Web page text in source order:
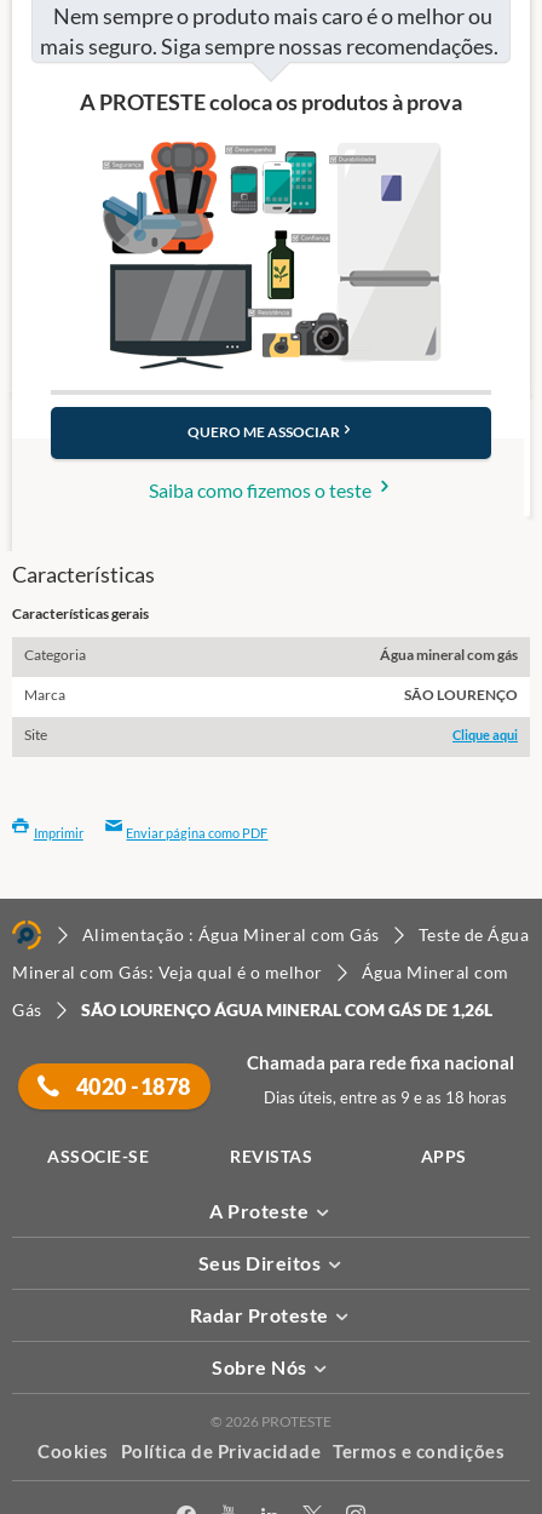
Nem sempre o produto mais caro é o melhor ou
mais seguro. Siga sempre nossas recomendações.
A PROTESTE coloca os produtos à prova
QUERO ME ASSOCIAR
Saiba como fizemos o teste
Características
Características gerais
Categoria Água mineral com gás
Marca SÃO LOURENÇO
Site Clique aqui
Imprimir Enviar página como PDF
Alimentação : Água Mineral com Gás
Teste de Água
Mineral com Gás: Veja qual é o melhor
Água Mineral com
Gás
SÃO LOURENÇO ÁGUA MINERAL COM GÁS DE 1,26L
4020 -1878
Chamada para rede fixa nacional
Dias úteis, entre as 9 e as 18 horas
ASSOCIE-SE REVISTAS APPS
A Proteste
Seus Direitos
Radar Proteste
Sobre Nós
© 2026 PROTESTE
Cookies Política de Privacidade Termos e condições